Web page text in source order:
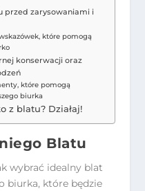
przed zarysowaniami i
które pomogą
konserwacji oraz
które pomogą
biurka
z blatu? Działaj!
Blatu
wybrać idealny blat
biurka, które będzie